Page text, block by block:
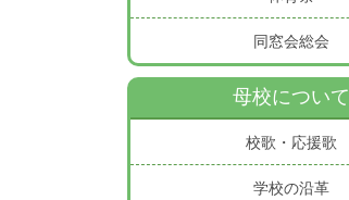
同窓会総会
母校について
校歌・応援歌
学校の沿革